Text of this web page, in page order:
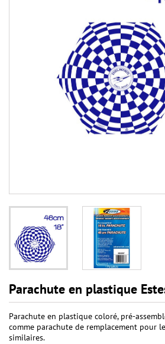
Parachute en plastique
Parachute en plastique coloré, pré-
comme parachute de remplacement pour
similaires.